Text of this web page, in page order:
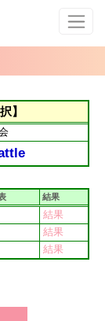
】
結果
結果
結果
結果